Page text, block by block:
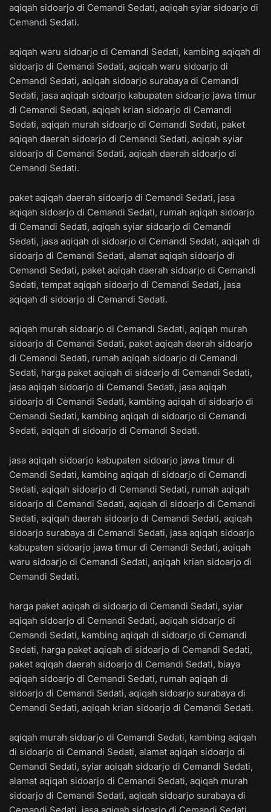
aqiqah sidoarjo di Cemandi Sedati, aqiqah syiar sidoarjo di
Cemandi Sedati.
aqiqah waru sidoarjo di Cemandi Sedati, kambing aqiqah di
sidoarjo di Cemandi Sedati, aqiqah waru sidoarjo di
Cemandi Sedati, aqiqah sidoarjo surabaya di Cemandi
Sedati, jasa aqiqah sidoarjo kabupaten sidoarjo jawa timur
di Cemandi Sedati, aqiqah krian sidoarjo di Cemandi
Sedati, aqiqah murah sidoarjo di Cemandi Sedati, paket
aqiqah daerah sidoarjo di Cemandi Sedati, aqiqah syiar
sidoarjo di Cemandi Sedati, aqiqah daerah sidoarjo di
Cemandi Sedati.
paket aqiqah daerah sidoarjo di Cemandi Sedati, jasa
aqiqah sidoarjo di Cemandi Sedati, rumah aqiqah sidoarjo
di Cemandi Sedati, aqiqah syiar sidoarjo di Cemandi
Sedati, jasa aqiqah di sidoarjo di Cemandi Sedati, aqiqah di
sidoarjo di Cemandi Sedati, alamat aqiqah sidoarjo di
Cemandi Sedati, paket aqiqah daerah sidoarjo di Cemandi
Sedati, tempat aqiqah sidoarjo di Cemandi Sedati, jasa
aqiqah di sidoarjo di Cemandi Sedati.
aqiqah murah sidoarjo di Cemandi Sedati, aqiqah murah
sidoarjo di Cemandi Sedati, paket aqiqah daerah sidoarjo
di Cemandi Sedati, rumah aqiqah sidoarjo di Cemandi
Sedati, harga paket aqiqah di sidoarjo di Cemandi Sedati,
jasa aqiqah sidoarjo di Cemandi Sedati, jasa aqiqah
sidoarjo di Cemandi Sedati, kambing aqiqah di sidoarjo di
Cemandi Sedati, kambing aqiqah di sidoarjo di Cemandi
Sedati, aqiqah di sidoarjo di Cemandi Sedati.
jasa aqiqah sidoarjo kabupaten sidoarjo jawa timur di
Cemandi Sedati, kambing aqiqah di sidoarjo di Cemandi
Sedati, aqiqah sidoarjo di Cemandi Sedati, rumah aqiqah
sidoarjo di Cemandi Sedati, aqiqah di sidoarjo di Cemandi
Sedati, aqiqah daerah sidoarjo di Cemandi Sedati, aqiqah
sidoarjo surabaya di Cemandi Sedati, jasa aqiqah sidoarjo
kabupaten sidoarjo jawa timur di Cemandi Sedati, aqiqah
waru sidoarjo di Cemandi Sedati, aqiqah krian sidoarjo di
Cemandi Sedati.
harga paket aqiqah di sidoarjo di Cemandi Sedati, syiar
aqiqah sidoarjo di Cemandi Sedati, aqiqah sidoarjo di
Cemandi Sedati, kambing aqiqah di sidoarjo di Cemandi
Sedati, harga paket aqiqah di sidoarjo di Cemandi Sedati,
paket aqiqah daerah sidoarjo di Cemandi Sedati, biaya
aqiqah sidoarjo di Cemandi Sedati, rumah aqiqah di
sidoarjo di Cemandi Sedati, aqiqah sidoarjo surabaya di
Cemandi Sedati, aqiqah krian sidoarjo di Cemandi Sedati.
aqiqah murah sidoarjo di Cemandi Sedati, kambing aqiqah
di sidoarjo di Cemandi Sedati, alamat aqiqah sidoarjo di
Cemandi Sedati, syiar aqiqah sidoarjo di Cemandi Sedati,
alamat aqiqah sidoarjo di Cemandi Sedati, aqiqah murah
sidoarjo di Cemandi Sedati, aqiqah sidoarjo surabaya di